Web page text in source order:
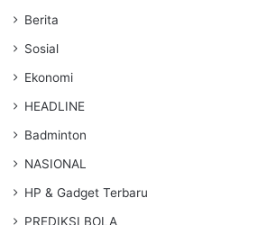
Berita
Sosial
Ekonomi
HEADLINE
Badminton
NASIONAL
HP & Gadget Terbaru
PREDIKSI BOLA